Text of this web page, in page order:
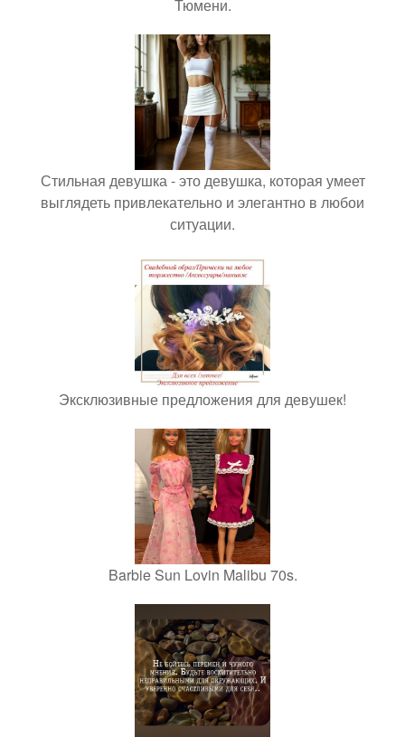
Тюмени.
Стильная девушка - это девушка, которая умеет
выглядеть привлекательно и элегантно в любои
ситуации.
Эксклюзивные предложения для девушек!
Barbie Sun Lovin Malibu 70s.